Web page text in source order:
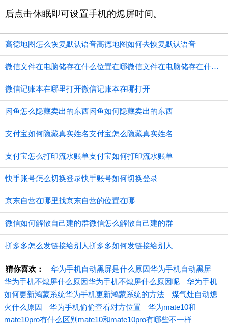
后点击休眠即可设置手机的熄屏时间。
高德地图怎么恢复默认语音高德地图如何去恢复默认语音
微信文件在电脑储存在什么位置在哪微信文件在电脑储存在什么位置
微信记账本在哪里打开微信记账本在哪打开
闲鱼怎么隐藏卖出的东西闲鱼如何隐藏卖出的东西
支付宝如何隐藏真实姓名支付宝怎么隐藏真实姓名
支付宝怎么打印流水账单支付宝如何打印流水账单
快手账号怎么切换登录快手账号如何切换登录
京东自营在哪里找京东自营的位置在哪
微信如何解散自己建的群微信怎么解散自己建的群
拼多多怎么发链接给别人拼多多如何发链接给别人
猜你喜欢：
华为手机自动黑屏是什么原因华为手机自动黑屏
华为手机不熄屏什么原因华为手机不熄屏什么原因呢
华为手机
如何更新鸿蒙系统华为手机更新鸿蒙系统的方法
煤气灶自动熄
火什么原因
华为手机偷偷查看对方位置
华为mate10和
mate10pro有什么区别mate10和mate10pro有哪些不一样